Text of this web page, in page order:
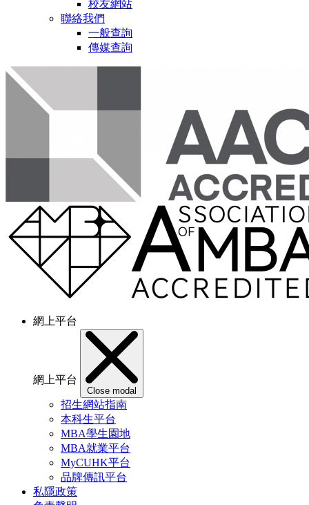
校友網站
聯絡我們
一般查詢
傳媒查詢
網上平台
網上平台
Close modal
招生網站指南
本科生平台
MBA學生園地
MBA就業平台
MyCUHK平台
品牌傳訊平台
私隱政策